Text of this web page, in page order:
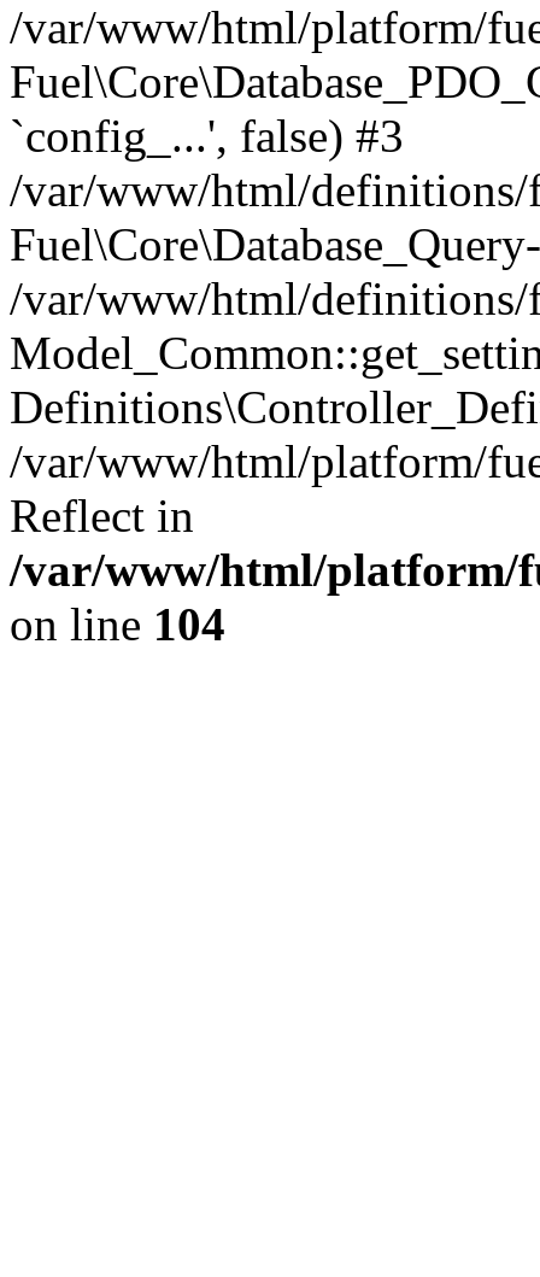
/var/www/html/platform/
`config_...', false) #3
/var/www/html/definitions/
/var/www/html/definitions/
/var/www/html/platform/
Reflect in
/var/www/html/platform/
on line 104